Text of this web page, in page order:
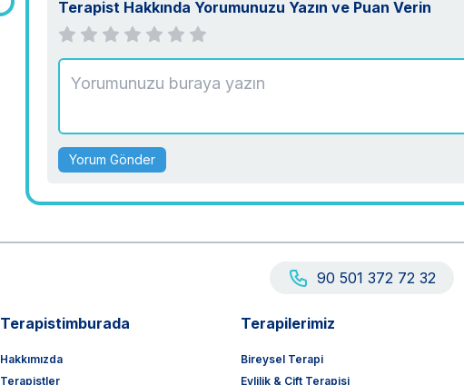
Terapist Hakkında Yorumunuzu Yazın ve Puan Verin
Yorum Gönder
90 501 372 72 32
Terapistimburada
Hakkımızda
Terapistler
Terapilerimiz
Bireysel Terapi
Evlilik & Çift Terapisi